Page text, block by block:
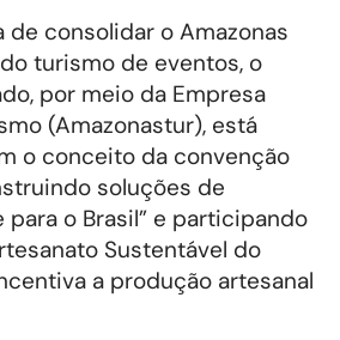
de consolidar o Amazonas
turismo de eventos, o
por meio da Empresa
(Amazonastur), está
o conceito da convenção
soluções de
o Brasil” e participando
Sustentável do
a produção artesanal